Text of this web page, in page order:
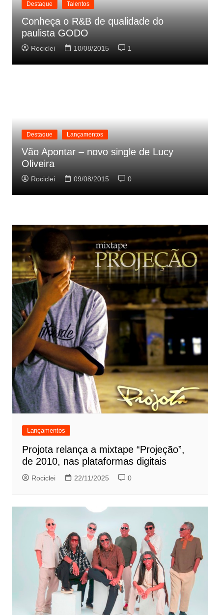
Destaque Talentos
Conheça o R&B de qualidade do
paulista GODO
Rociclei 10/08/2015 1
Destaque Lançamentos
Vão Apontar – novo single de Lucy
Oliveira
Rociclei 09/08/2015 0
Lançamentos
Projota relança a mixtape “Projeção”,
de 2010, nas plataformas digitais
Rociclei 22/11/2025 0